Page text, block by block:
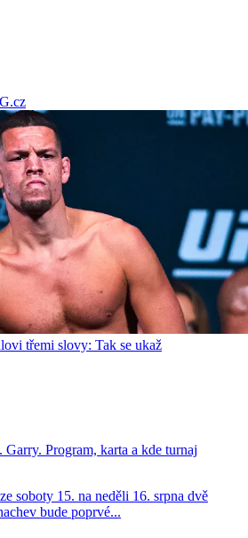
třemi slovy: Tak se ukaž
Program, karta a kde turnaj
soboty 15. na neděli 16. srpna dvě
bude poprvé...